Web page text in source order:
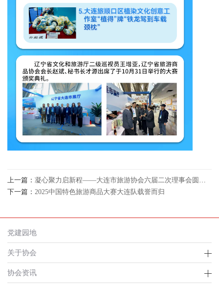
上一篇： 凝心聚力启新程——大连市旅游协会六届二次理事会圆满举行
下一篇： 2025中国特色旅游商品大赛大连队载誉而归
党建园地
关于协会
协会资讯